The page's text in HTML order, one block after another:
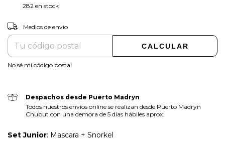
282 en stock
Entregas para el CP:
Medios de envío
CALCULAR
No sé mi código postal
Despachos desde Puerto Madryn
Todos nuestros envíos online se realizan desde Puerto Madryn
Chubut con una demora de 5 días hábiles aprox.
Set Junior: Mascara + Snorkel